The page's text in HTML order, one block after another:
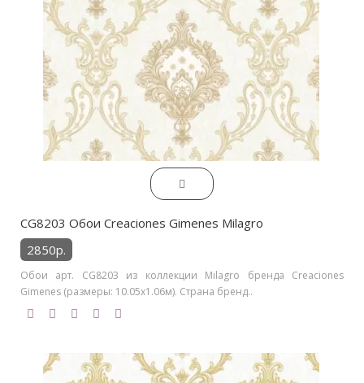
CG8203 Обои Creaciones Gimenes Milagro
2850р.
Обои арт. CG8203 из коллекции Milagro бренда Creaciones
Gimenes (размеры: 10.05х1.06м). Страна бренд..